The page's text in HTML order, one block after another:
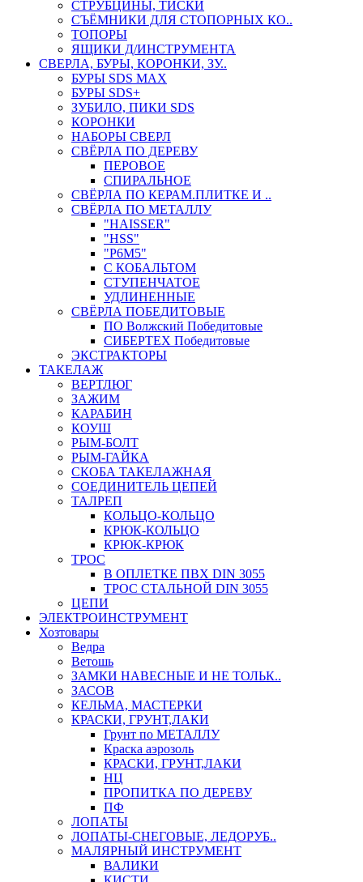
СТРУБЦИНЫ, ТИСКИ
СЪЁМНИКИ ДЛЯ СТОПОРНЫХ КО..
ТОПОРЫ
ЯЩИКИ Д/ИНСТРУМЕНТА
СВЕРЛА, БУРЫ, КОРОНКИ, ЗУ..
БУРЫ SDS MAX
БУРЫ SDS+
ЗУБИЛО, ПИКИ SDS
КОРОНКИ
НАБОРЫ СВЕРЛ
СВЁРЛА ПО ДЕРЕВУ
ПЕРОВОЕ
СПИРАЛЬНОЕ
СВЁРЛА ПО КЕРАМ.ПЛИТКЕ И ..
СВЁРЛА ПО МЕТАЛЛУ
"HAISSER"
"HSS"
"Р6М5"
С КОБАЛЬТОМ
СТУПЕНЧАТОЕ
УДЛИНЕННЫЕ
СВЁРЛА ПОБЕДИТОВЫЕ
ПО Волжский Победитовые
СИБЕРТЕХ Победитовые
ЭКСТРАКТОРЫ
ТАКЕЛАЖ
ВЕРТЛЮГ
ЗАЖИМ
КАРАБИН
КОУШ
РЫМ-БОЛТ
РЫМ-ГАЙКА
СКОБА ТАКЕЛАЖНАЯ
СОЕДИНИТЕЛЬ ЦЕПЕЙ
ТАЛРЕП
КОЛЬЦО-КОЛЬЦО
КРЮК-КОЛЬЦО
КРЮК-КРЮК
ТРОС
В ОПЛЕТКЕ ПВХ DIN 3055
ТРОС СТАЛЬНОЙ DIN 3055
ЦЕПИ
ЭЛЕКТРОИНСТРУМЕНТ
Хозтовары
Ведра
Ветошь
ЗАМКИ НАВЕСНЫЕ И НЕ ТОЛЬК..
ЗАСОВ
КЕЛЬМА, МАСТЕРКИ
КРАСКИ, ГРУНТ,ЛАКИ
Грунт по МЕТАЛЛУ
Краска аэрозоль
КРАСКИ, ГРУНТ,ЛАКИ
НЦ
ПРОПИТКА ПО ДЕРЕВУ
ПФ
ЛОПАТЫ
ЛОПАТЫ-СНЕГОВЫЕ, ЛЕДОРУБ..
МАЛЯРНЫЙ ИНСТРУМЕНТ
ВАЛИКИ